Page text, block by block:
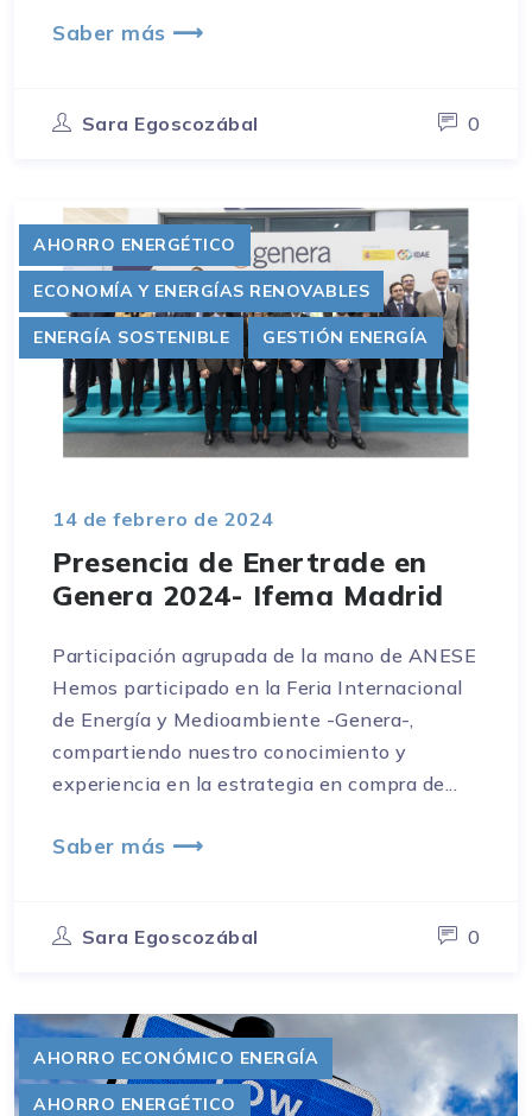
Saber más ⟶
Sara Egoscozábal 0
AHORRO ENERGÉTICO
ECONOMÍA Y ENERGÍAS RENOVABLES
ENERGÍA SOSTENIBLE GESTIÓN ENERGÍA
14 de febrero de 2024
Presencia de Enertrade en
Genera 2024- Ifema Madrid
Participación agrupada de la mano de ANESE
Hemos participado en la Feria Internacional
de Energía y Medioambiente -Genera-,
compartiendo nuestro conocimiento y
experiencia en la estrategia en compra de...
Saber más ⟶
Sara Egoscozábal 0
AHORRO ECONÓMICO ENERGÍA
AHORRO ENERGÉTICO